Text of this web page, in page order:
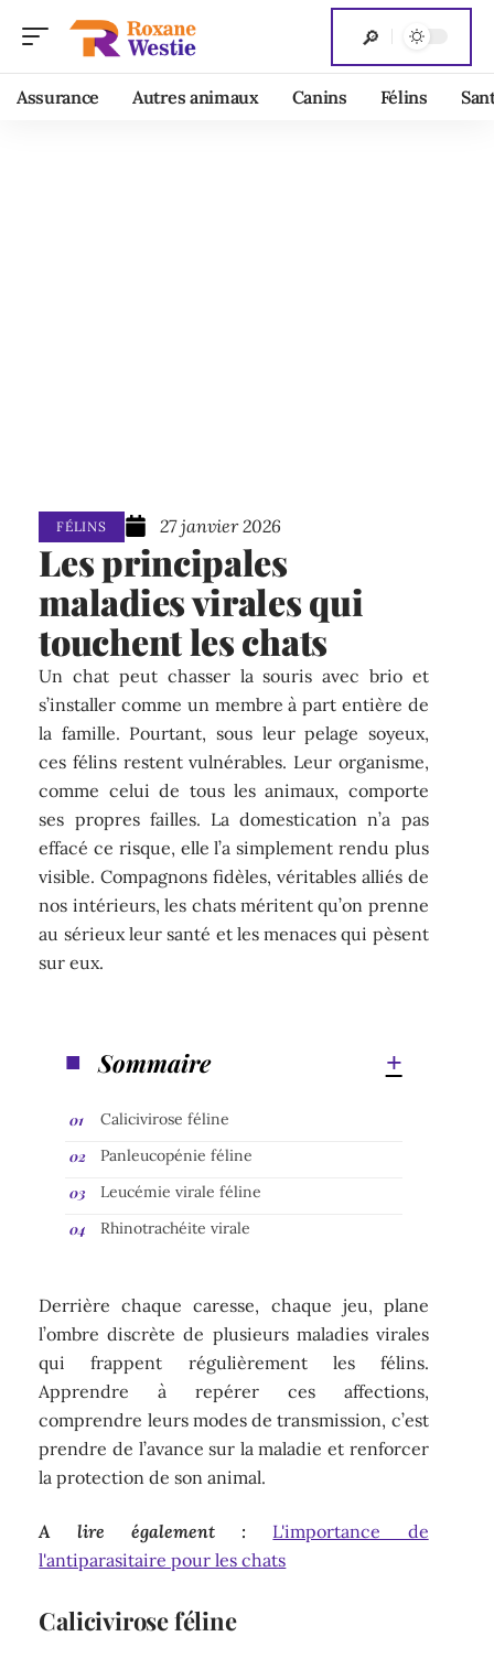
Assurance Autres animaux Canins Félins
FÉLINS 27 janvier 2026
Les principales
maladies virales qui
touchent les chats
Un chat peut chasser la souris avec brio et
s’installer comme un membre à part entière de
la famille. Pourtant, sous leur pelage soyeux,
ces félins restent vulnérables. Leur organisme,
comme celui de tous les animaux, comporte
ses propres failles. La domestication n’a pas
effacé ce risque, elle l’a simplement rendu plus
visible. Compagnons fidèles, véritables alliés de
nos intérieurs, les chats méritent qu’on prenne
au sérieux leur santé et les menaces qui pèsent
sur eux.
Sommaire
Calicivirose féline
Panleucopénie féline
Leucémie virale féline
Rhinotrachéite virale
Derrière chaque caresse, chaque jeu, plane
l’ombre discrète de plusieurs maladies virales
qui frappent régulièrement les félins.
Apprendre à repérer ces affections,
comprendre leurs modes de transmission, c’est
prendre de l’avance sur la maladie et renforcer
la protection de son animal.
A lire également :
L'importance de
l'antiparasitaire pour les chats
Calicivirose féline